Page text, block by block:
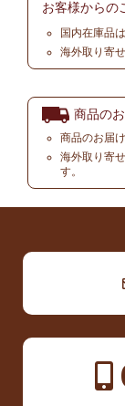
お客様からの
国内在庫品
海外取り寄
商品の
商品のお届
海外取り寄
す。